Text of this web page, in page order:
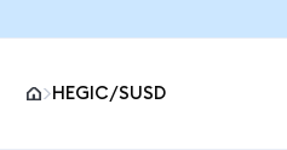
HEGIC/SUSD